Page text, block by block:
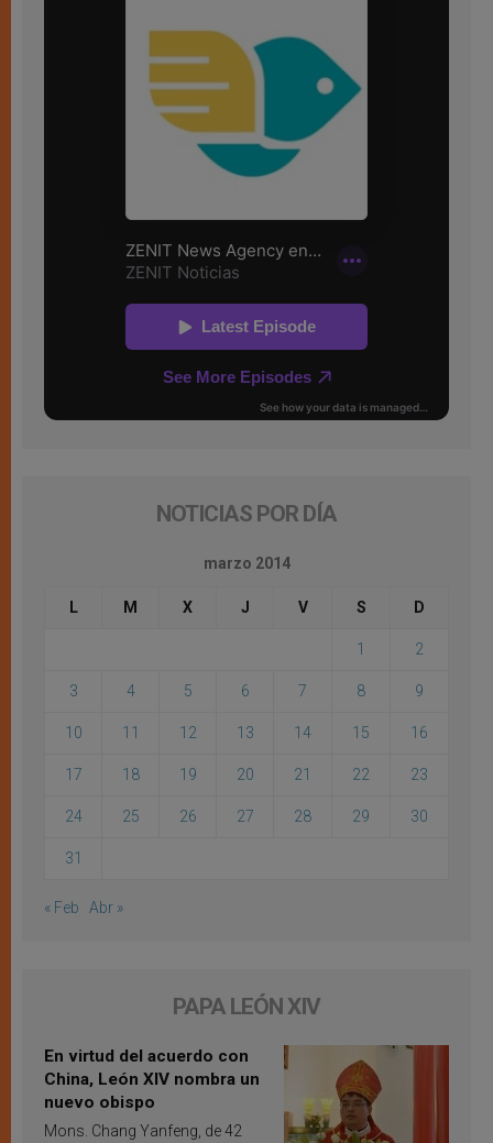
NOTICIAS POR DÍA
marzo 2014
L M X J V S D
1 2
3 4 5 6 7 8 9
10 11 12 13 14 15 16
17 18 19 20 21 22 23
24 25 26 27 28 29 30
31
« Feb Abr »
PAPA LEÓN XIV
En virtud del acuerdo con
China, León XIV nombra un
nuevo obispo
Mons. Chang Yanfeng, de 42